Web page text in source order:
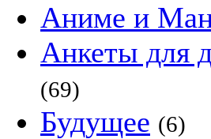
Аниме и
Анкеты для
(69)
Будущее (6)